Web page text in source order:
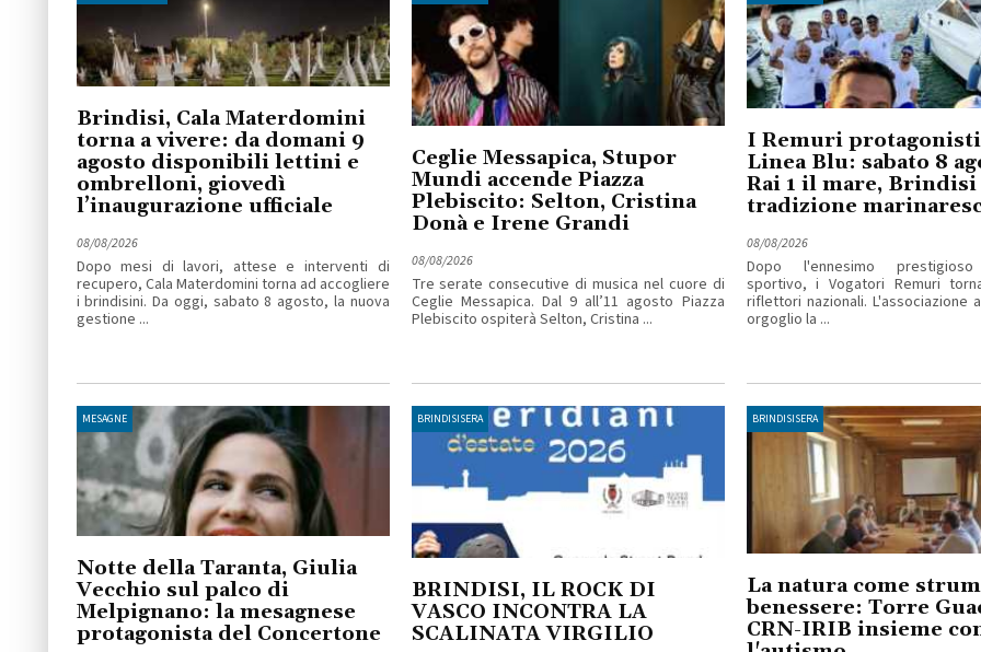
Brindisi, Cala Materdomini
torna a vivere: da domani 9
agosto disponibili lettini e
ombrelloni, giovedì
l’inaugurazione ufficiale
08/08/2026
Dopo mesi di lavori, attese e interventi di
recupero, Cala Materdomini torna ad accogliere
i brindisini. Da oggi, sabato 8 agosto, la nuova
gestione ...
Ceglie Messapica, Stupor
Mundi accende Piazza
Plebiscito: Selton, Cristina
Donà e Irene Grandi
08/08/2026
Tre serate consecutive di musica nel cuore di
Ceglie Messapica. Dal 9 all’11 agosto Piazza
Plebiscito ospiterà Selton, Cristina ...
I Remuri protagonisti
Linea Blu: sabato 8
Rai 1 il mare, Brindisi
tradizione
08/08/2026
Dopo l'ennesimo
sportivo, i Vogatori Remuri
riflettori nazionali. L'associazione
orgoglio la ...
MESAGNE
Notte della Taranta, Giulia
Vecchio sul palco di
Melpignano: la mesagnese
protagonista del Concertone
BRINDISISERA
BRINDISI, IL ROCK DI
VASCO INCONTRA LA
SCALINATA VIRGILIO
BRINDISISERA
La natura come
benessere: Torre
CRN-IRIB insieme